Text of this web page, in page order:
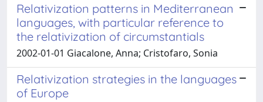
Relativization patterns in Mediterranean
languages, with particular reference to
the relativization of circumstantials
2002-01-01 Giacalone, Anna; Cristofaro, Sonia
Relativization strategies in the languages
of Europe